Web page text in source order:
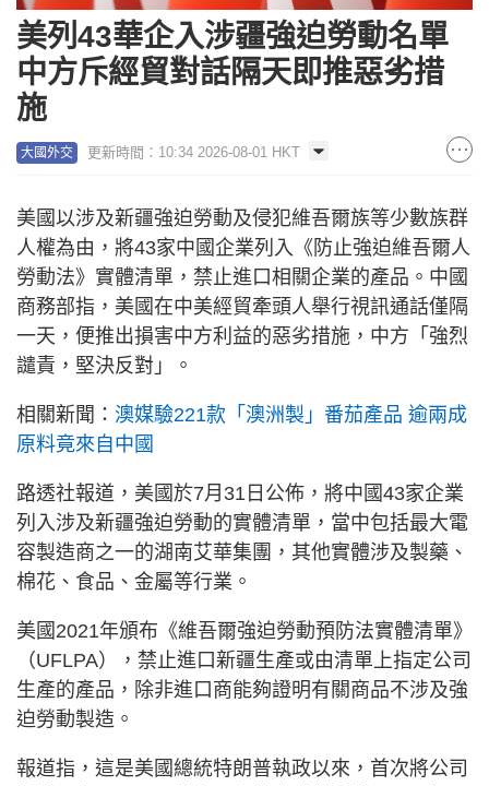
美列43華企入涉疆強迫勞動名單
中方斥經貿對話隔天即推惡劣措
施
大國外交 更新時間：10:34 2026-08-01 HKT
美國以涉及新疆強迫勞動及侵犯維吾爾族等少數族群
人權為由，將43家中國企業列入《防止強迫維吾爾人
勞動法》實體清單，禁止進口相關企業的產品。中國
商務部指，美國在中美經貿牽頭人舉行視訊通話僅隔
一天，便推出損害中方利益的惡劣措施，中方「強烈
譴責，堅決反對」。
相關新聞： 澳媒驗221款「澳洲製」番茄產品 逾兩成
原料竟來自中國
路透社報道，美國於7月31日公佈，將中國43家企業
列入涉及新疆強迫勞動的實體清單，當中包括最大電
容製造商之一的湖南艾華集團，其他實體涉及製藥、
棉花、食品、金屬等行業。
美國2021年頒布《維吾爾強迫勞動預防法實體清單》
（UFLPA），禁止進口新疆生產或由清單上指定公司
生產的產品，除非進口商能夠證明有關商品不涉及強
迫勞動製造。
報道指，這是美國總統特朗普執政以來，首次將公司